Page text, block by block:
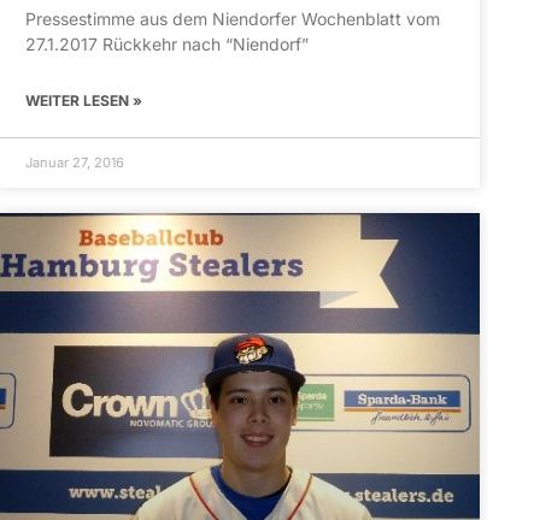
Pressestimme aus dem Niendorfer Wochenblatt vom
27.1.2017 Rückkehr nach “Niendorf”
WEITER LESEN »
Januar 27, 2016